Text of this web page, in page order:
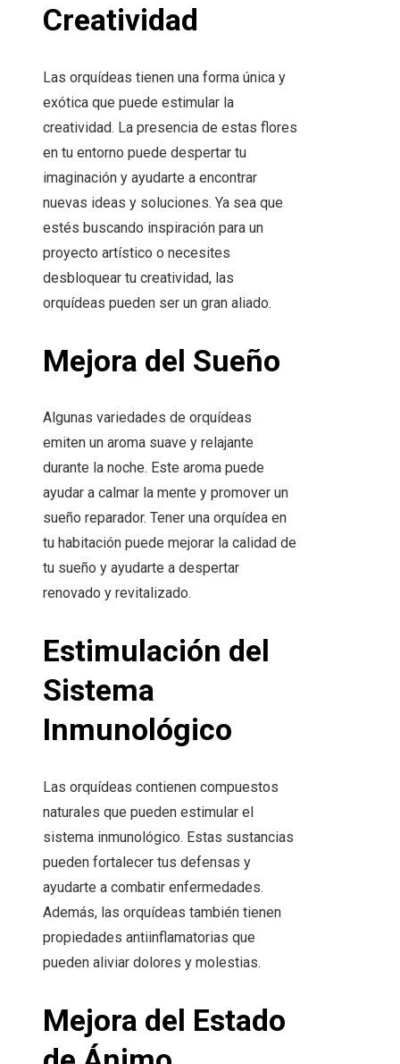
Creatividad
Las orquídeas tienen una forma única y
exótica que puede estimular la
creatividad. La presencia de estas flores
en tu entorno puede despertar tu
imaginación y ayudarte a encontrar
nuevas ideas y soluciones. Ya sea que
estés buscando inspiración para un
proyecto artístico o necesites
desbloquear tu creatividad, las
orquídeas pueden ser un gran aliado.
Mejora del Sueño
Algunas variedades de orquídeas
emiten un aroma suave y relajante
durante la noche. Este aroma puede
ayudar a calmar la mente y promover un
sueño reparador. Tener una orquídea en
tu habitación puede mejorar la calidad de
tu sueño y ayudarte a despertar
renovado y revitalizado.
Estimulación del
Sistema
Inmunológico
Las orquídeas contienen compuestos
naturales que pueden estimular el
sistema inmunológico. Estas sustancias
pueden fortalecer tus defensas y
ayudarte a combatir enfermedades.
Además, las orquídeas también tienen
propiedades antiinflamatorias que
pueden aliviar dolores y molestias.
Mejora del Estado